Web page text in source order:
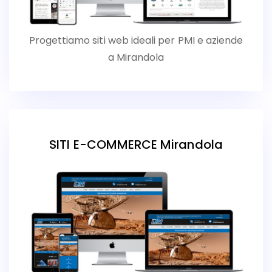
Progettiamo siti web ideali per PMI e aziende
a Mirandola
SITI E-COMMERCE Mirandola